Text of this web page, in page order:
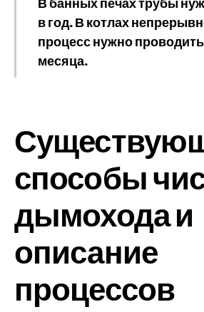
в год. В котлах
процесс нужно
месяца.
способы
дымохода и
описание
процессов